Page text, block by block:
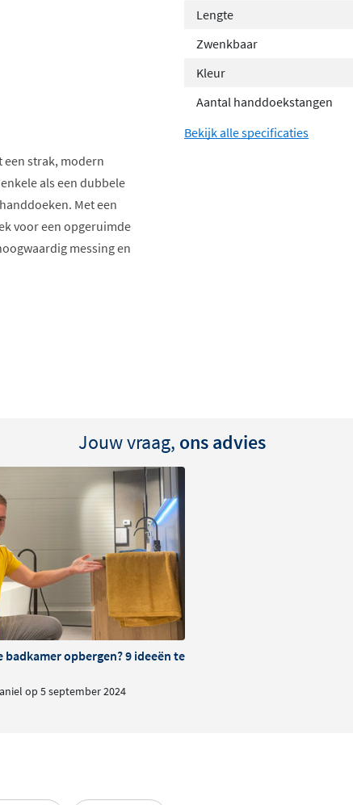
strak, modern
als een dubbele
Met een
voor een opgeruimde
messing en
bieden
een diepte van 60
handdoek netjes wilt
biedt plek aan twee
voorkant van het
uitstraling die naadloos
monteren. De stangen
Lengte
Zwenkbaar
Kleur
Aantal handdoekstangen
Bekijk alle specificaties
Jouw vraag, ons advies
opbergen? 9 ideeën ter inspiratie
op 5 september 2024